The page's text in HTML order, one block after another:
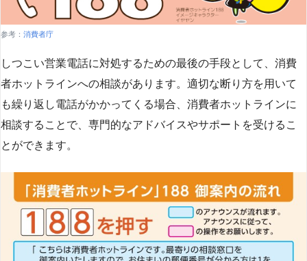
参考： 消費者庁
しつこい営業電話に対処するための最後の手段として、消費
者ホットラインへの相談があります。適切な断り方を用いて
も繰り返し電話がかかってくる場合、消費者ホットラインに
相談することで、専門的なアドバイスやサポートを受けるこ
とができます​​。